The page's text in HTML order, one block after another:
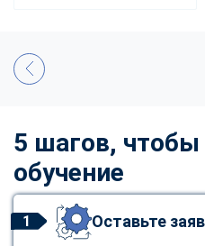
5 шагов, чтобы
обучение
1 Оставьте